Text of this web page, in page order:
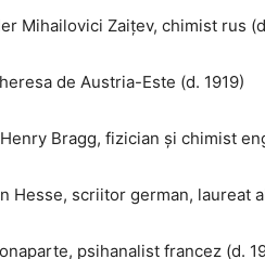
Mihailovici Zaițev, chimist rus
de Austria-Este (d. 1919)
Bragg, fizician și chimist
Hesse, scriitor german, laureat
psihanalist francez (d.